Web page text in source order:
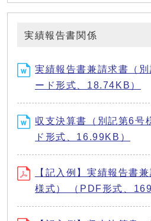
実績報告書関係
実績報告書兼請求書（
ード形式、18.74KB）
収支決算書（別記第6
ド形式、16.99KB）
【記入例】実績報告書
様式） （PDF形式、